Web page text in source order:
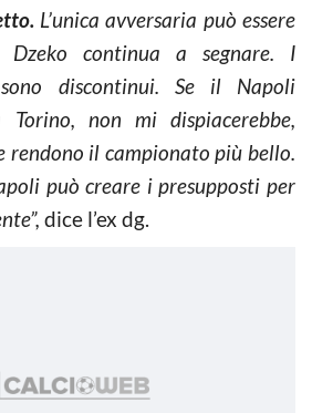
L’unica avversaria può essere
continua a segnare. I
discontinui. Se il Napoli
Torino, non mi dispiacerebbe,
rendono il campionato più bello.
può creare i presupposti per
dice l’ex dg.